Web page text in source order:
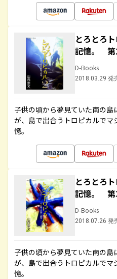
とろとろ
記憶。 第
D-Books
2018.03.29 発
子供の頃から夢見ていた南の
が、島で出合うトロピカルで
憶。
とろとろ
記憶。 第
D-Books
2018.07.26 発
子供の頃から夢見ていた南の
が、島で出合うトロピカルで
憶。